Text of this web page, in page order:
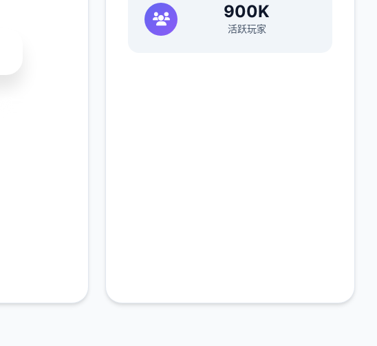
900K
活跃玩家